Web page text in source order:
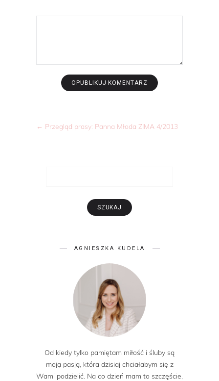
← Przegląd prasy: Panna Młoda ZIMA 4/2013
AGNIESZKA KUDELA
Od kiedy tylko pamiętam miłość i śluby są
moją pasją, którą dzisiaj chciałabym się z
Wami podzielić. Na co dzień mam to szczęście,